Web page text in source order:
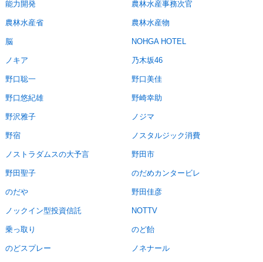
能力開発 農林水産事務次官
農林水産省 農林水産物
脳 NOHGA HOTEL
ノキア 乃木坂46
野口聡一 野口美佳
野口悠紀雄 野崎幸助
野沢雅子 ノジマ
野宿 ノスタルジック消費
ノストラダムスの大予言 野田市
野田聖子 のだめカンタービレ
のだや 野田佳彦
ノックイン型投資信託 NOTTV
乗っ取り のど飴
のどスプレー ノネナール